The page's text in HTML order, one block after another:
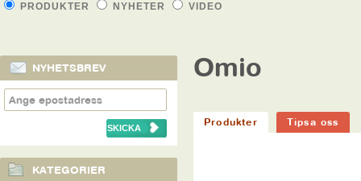
PRODUKTER NYHETER VIDEO
NYHETSBREV
KATEGORIER
Omio
Produkter Tipsa oss